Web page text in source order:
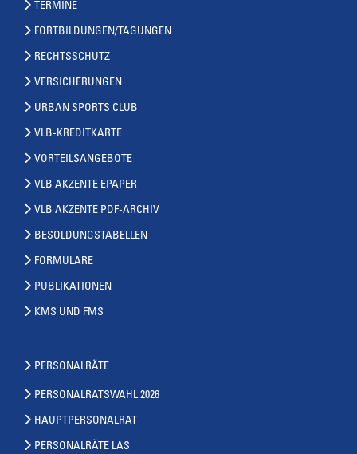
TERMINE
FORTBILDUNGEN/TAGUNGEN
RECHTSSCHUTZ
VERSICHERUNGEN
URBAN SPORTS CLUB
VLB-KREDITKARTE
VORTEILSANGEBOTE
VLB AKZENTE EPAPER
VLB AKZENTE PDF-ARCHIV
BESOLDUNGSTABELLEN
FORMULARE
PUBLIKATIONEN
KMS UND FMS
PERSONALRÄTE
PERSONALRATSWAHL 2026
HAUPTPERSONALRAT
PERSONALRÄTE LAS